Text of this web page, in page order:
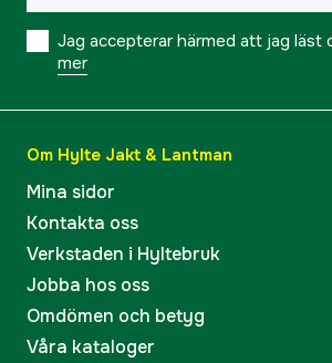
Jag accepterar härmed att jag
mer
Om Hylte Jakt & Lantman
Mina sidor
Kontakta oss
Verkstaden i Hyltebruk
Jobba hos oss
Omdömen och betyg
Våra kataloger